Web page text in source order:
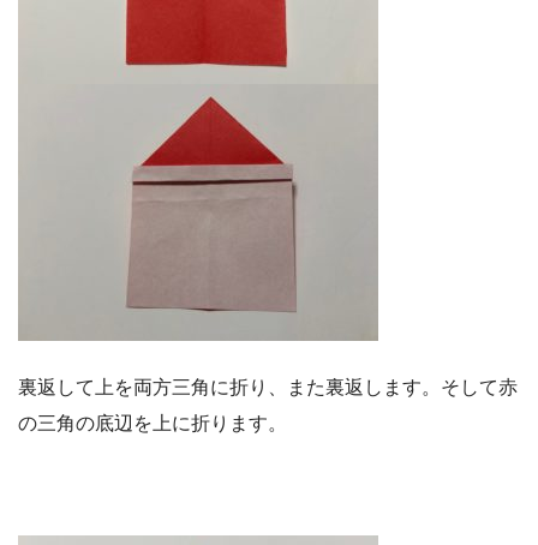
裏返して上を両方三角に折り、また裏返します。そして赤
の三角の底辺を上に折ります。